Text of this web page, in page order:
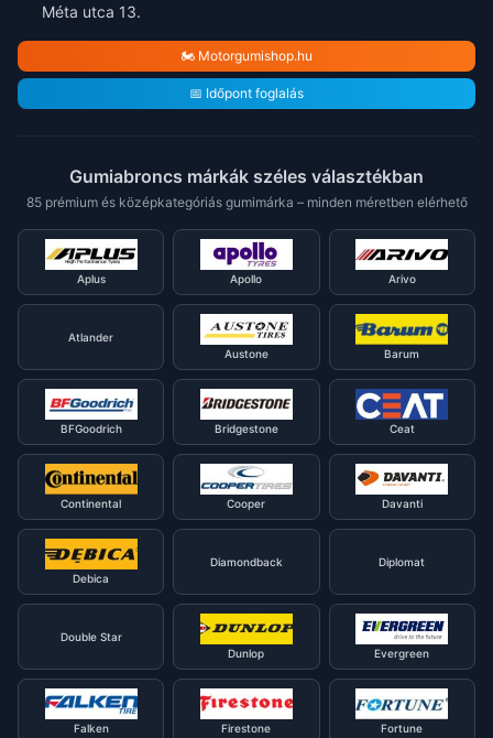
Méta utca 13.
🏍️ Motorgumishop.hu
📅 Időpont foglalás
Gumiabroncs márkák széles választékban
85 prémium és középkategóriás gumimárka – minden méretben elérhető
Aplus Apollo Arivo
Atlander
Austone
Barum
BFGoodrich Bridgestone Ceat
Continental Cooper Davanti
Debica
Diamondback Diplomat
Double Star
Dunlop
Evergreen
Falken Firestone Fortune